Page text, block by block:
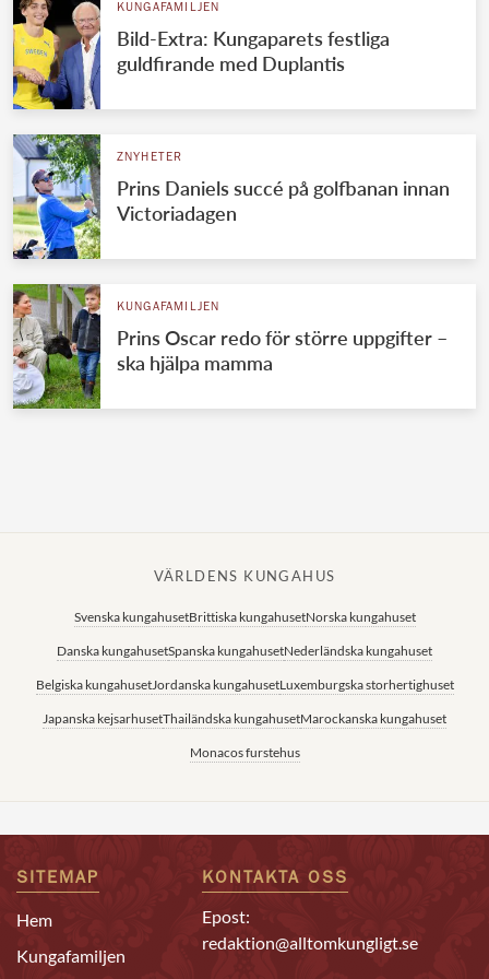
KUNGAFAMILJEN
Bild-Extra: Kungaparets festliga
guldfirande med Duplantis
ZNYHETER
Prins Daniels succé på golfbanan innan
Victoriadagen
KUNGAFAMILJEN
Prins Oscar redo för större uppgifter –
ska hjälpa mamma
VÄRLDENS KUNGAHUS
Svenska kungahusetBrittiska kungahusetNorska kungahuset
Danska kungahusetSpanska kungahusetNederländska kungahuset
Belgiska kungahusetJordanska kungahusetLuxemburgska storhertighuset
Japanska kejsarhusetThailändska kungahusetMarockanska kungahuset
Monacos furstehus
SITEMAP
Hem
Kungafamiljen
KONTAKTA OSS
Epost:
redaktion@alltomkungligt.se